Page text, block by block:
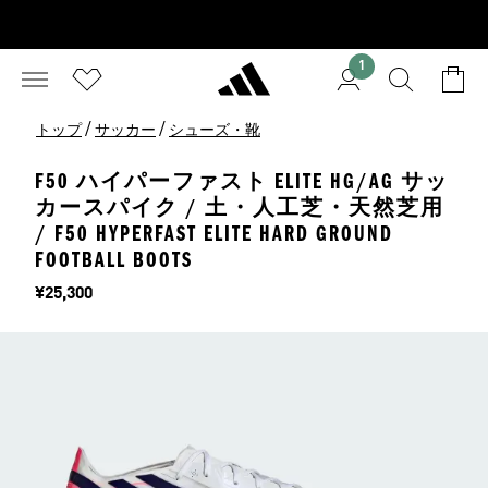
1
トップ / サッカー / シューズ・靴
F50 ハイパーファスト ELITE HG/AG サッ
カースパイク / 土・人工芝・天然芝用
/ F50 HYPERFAST ELITE HARD GROUND
FOOTBALL BOOTS
価格
¥25,300